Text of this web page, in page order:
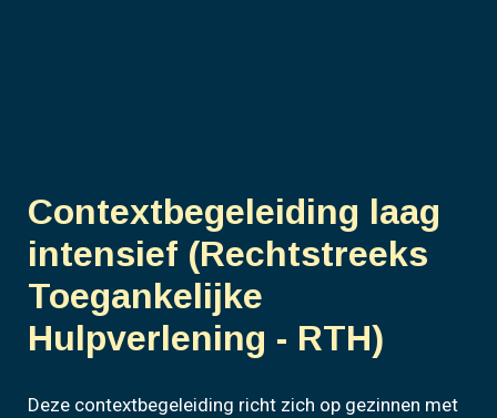
Contextbegeleiding laag
intensief (Rechtstreeks
Toegankelijke
Hulpverlening - RTH)
Deze contextbegeleiding richt zich op gezinnen met